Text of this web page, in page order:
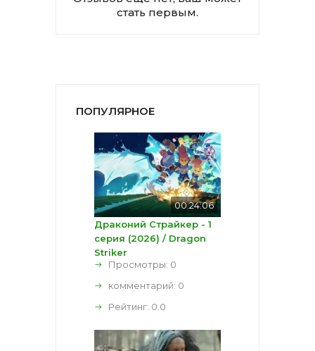
стать первым.
ПОПУЛЯРНОЕ
00:24:06
Драконий Страйкер - 1
серия (2026) / Dragon
Striker
Просмотры: 0
комментарий: 0
Рейтинг: 0.0